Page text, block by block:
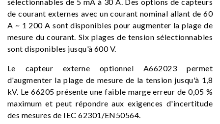
de courant externes avec un courant nominal allant de 60
A ~ 1 200 A sont disponibles pour augmenter la plage de
mesure du courant. Six plages de tension sélectionnables
sont disponibles jusqu'à 600 V.
Le capteur externe optionnel A662023 permet
d'augmenter la plage de mesure de la tension jusqu'à 1,8
kV. Le 66205 présente une faible marge erreur de 0,05 %
maximum et peut répondre aux exigences d'incertitude
des mesures de IEC 62301/EN50564.